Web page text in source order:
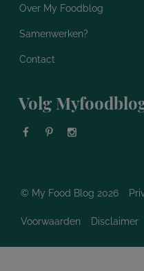
Over My Foodblog
Samenwerken?
Contact
Volg
© My Food Blog 2026
Voorwaarden Disclaimer